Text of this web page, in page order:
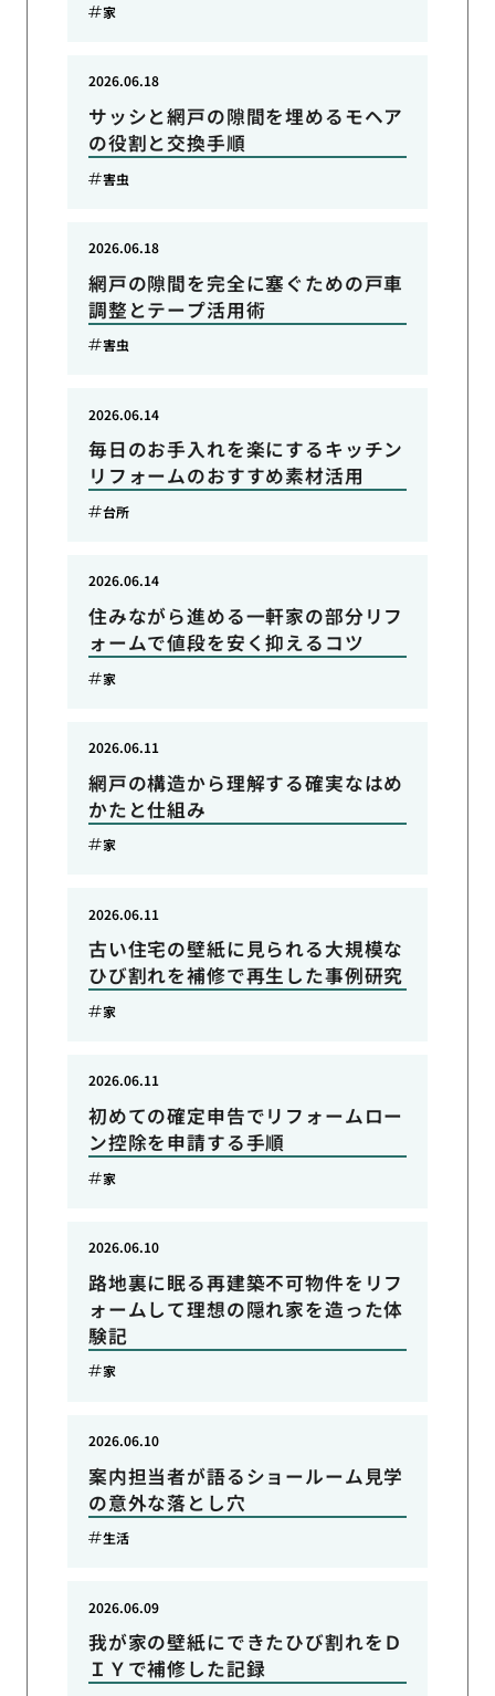
家
サッシと網戸の隙間を埋めるモヘア
の役割と交換手順
2026.06.18
害虫
網戸の隙間を完全に塞ぐための戸車
調整とテープ活用術
2026.06.18
害虫
毎日のお手入れを楽にするキッチン
リフォームのおすすめ素材活用
2026.06.14
台所
住みながら進める一軒家の部分リフ
ォームで値段を安く抑えるコツ
2026.06.14
家
網戸の構造から理解する確実なはめ
かたと仕組み
2026.06.11
家
古い住宅の壁紙に見られる大規模な
ひび割れを補修で再生した事例研究
2026.06.11
家
初めての確定申告でリフォームロー
ン控除を申請する手順
2026.06.11
家
路地裏に眠る再建築不可物件をリフ
ォームして理想の隠れ家を造った体
験記
2026.06.10
家
案内担当者が語るショールーム見学
の意外な落とし穴
2026.06.10
生活
我が家の壁紙にできたひび割れをＤ
ＩＹで補修した記録
2026.06.09